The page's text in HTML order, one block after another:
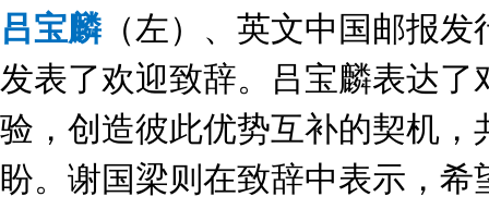
吕宝麟 （左）、英文中国邮报发
发表了欢迎致辞。吕宝麟表达了
验，创造彼此优势互补的契机，
盼。谢国梁则在致辞中表示，